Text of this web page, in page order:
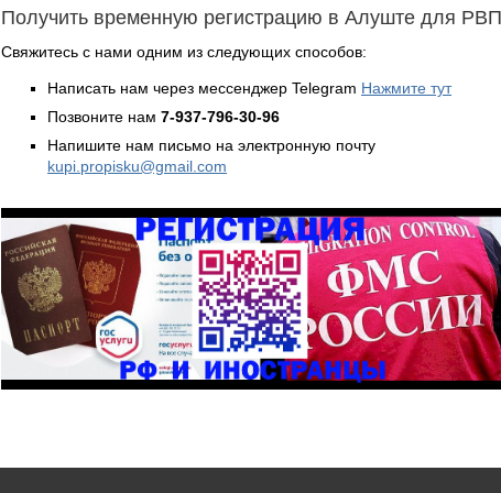
Получить временную регистрацию в Алуште для РВП
Свяжитесь с нами одним из следующих способов:
Написать нам через мессенджер Telegram Нажмите тут
Позвоните нам 7-937-796-30-96
Напишите нам письмо на электронную почту
kupi.propisku@gmail.com